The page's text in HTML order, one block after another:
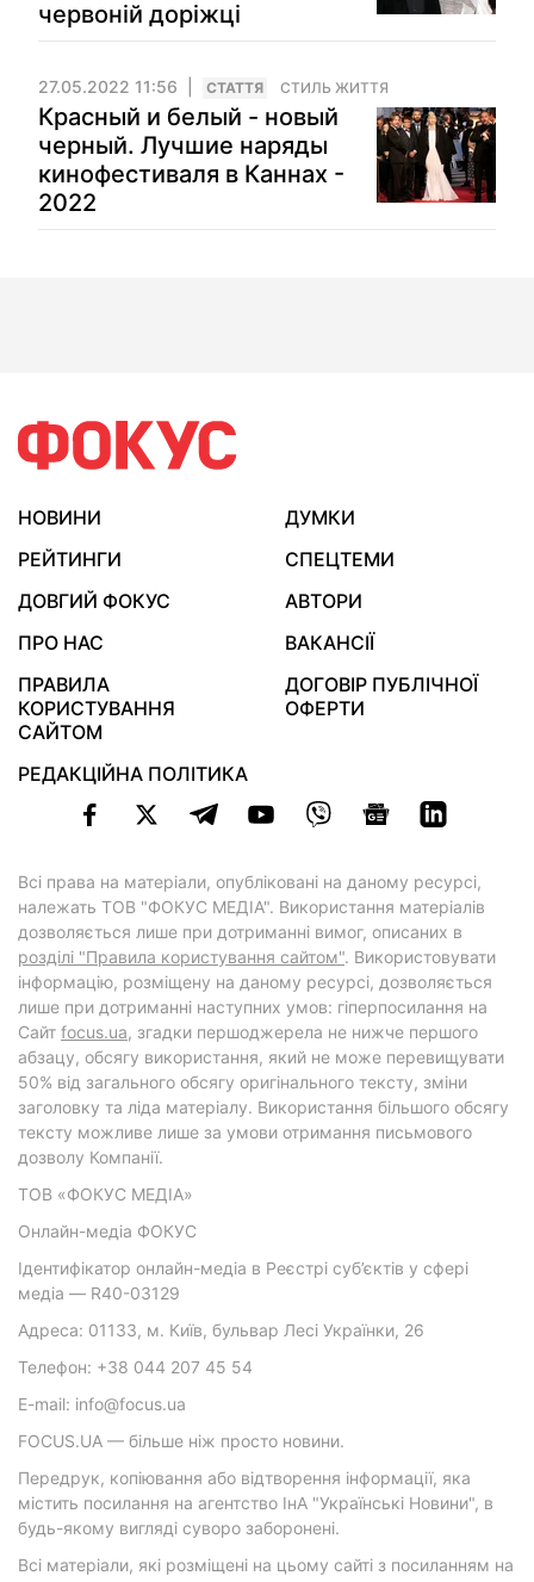
червоній доріжці
27.05.2022 11:56 СТАТТЯ СТИЛЬ ЖИТТЯ
Красный и белый - новый
черный. Лучшие наряды
кинофестиваля в Каннах -
2022
НОВИНИ
ДУМКИ
РЕЙТИНГИ
СПЕЦТЕМИ
ДОВГИЙ ФОКУС
АВТОРИ
ПРО НАС
ВАКАНСІЇ
ПРАВИЛА
КОРИСТУВАННЯ
САЙТОМ
ДОГОВІР ПУБЛІЧНОЇ
ОФЕРТИ
РЕДАКЦІЙНА ПОЛІТИКА
Всі права на матеріали, опубліковані на даному ресурсі,
належать ТОВ "ФОКУС МЕДІА". Використання матеріалів
дозволяється лише при дотриманні вимог, описаних в
розділі "Правила користування сайтом". Використовувати
інформацію, розміщену на даному ресурсі, дозволяється
лише при дотриманні наступних умов: гіперпосилання на
Cайт focus.ua, згадки першоджерела не нижче першого
абзацу, обсягу використання, який не може перевищувати
50% від загального обсягу оригінального тексту, зміни
заголовку та ліда матеріалу. Використання більшого обсягу
тексту можливе лише за умови отримання письмового
дозволу Компанії.
ТОВ «ФОКУС МЕДІА»
Онлайн-медіа ФОКУС
Ідентифікатор онлайн-медіа в Реєстрі суб’єктів у сфері
медіа — R40-03129
Адреса: 01133, м. Київ, бульвар Лесі Українки, 26
Телефон: +38 044 207 45 54
E-mail: info@focus.ua
FOCUS.UA — більше ніж просто новини.
Передрук, копіювання або відтворення інформації, яка
містить посилання на агентство ІнА "Українські Новини", в
будь-якому вигляді суворо заборонені.
Всі матеріали, які розміщені на цьому сайті з посиланням на